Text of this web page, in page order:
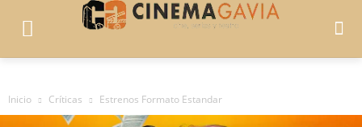
Inicio Críticas Estrenos Formato Estandar